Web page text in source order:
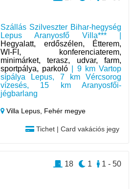
Szállás Szilveszter Bihar-hegység
Lepus Aranyosfő Villa*** |
Hegyalatt, erdőszélen, Étterem,
WI-FI, konferenciaterem,
minimárket, terasz, udvar, farm,
sportpálya, parkoló | 9 km Vartop
sípálya Lepus, 7 km Vércsorog
vízesés, 15 km Aranyosfői-
jégbarlang
Villa Lepus, Fehér megye
Tichet | Card vakációs jegy
1 - 50
1
18